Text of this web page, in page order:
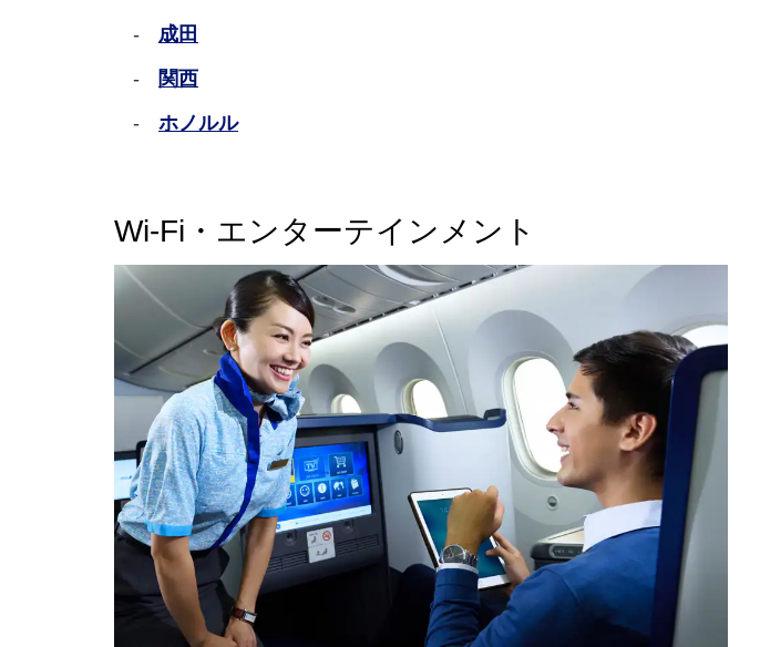
成田
関西
ホノルル
Wi-Fi・エンターテインメント